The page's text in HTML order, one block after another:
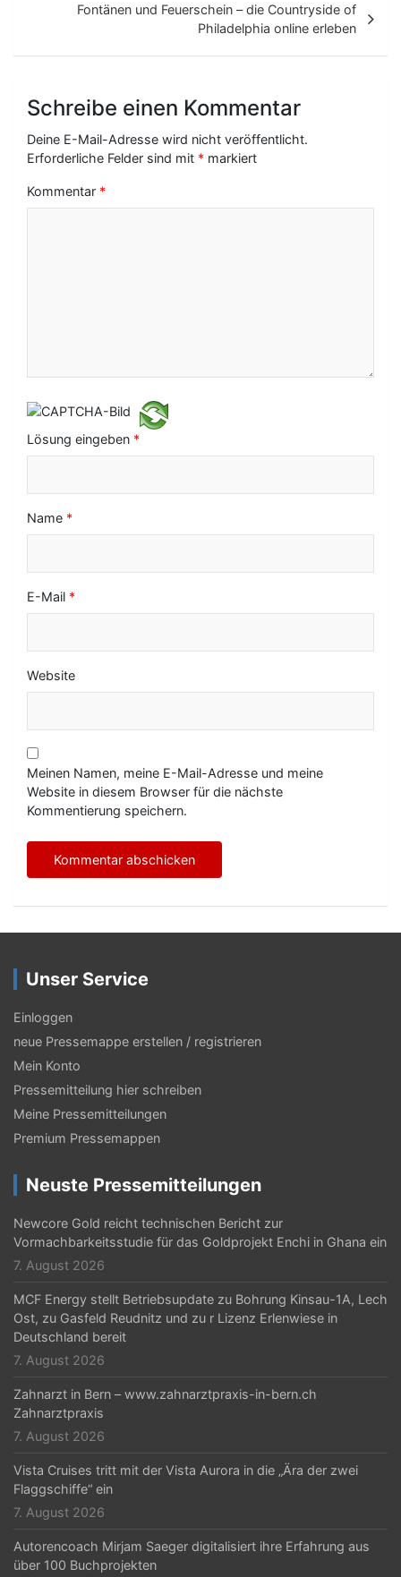
g
N
o
Fontänen und Feuerschein – die Countryside of
Philadelphia online erleben
Schreibe einen Kommentar
Deine E-Mail-Adresse wird nicht veröffentlicht.
Erforderliche Felder sind mit * markiert
Kommentar *
Lösung eingeben *
Name *
E-Mail *
Website
Meinen Namen, meine E-Mail-Adresse und meine
Website in diesem Browser für die nächste
Kommentierung speichern.
Unser Service
Einloggen
neue Pressemappe erstellen / registrieren
Mein Konto
Pressemitteilung hier schreiben
Meine Pressemitteilungen
Premium Pressemappen
Neuste Pressemitteilungen
Newcore Gold reicht technischen Bericht zur
Vormachbarkeitsstudie für das Goldprojekt Enchi in Ghana ein
7. August 2026
MCF Energy stellt Betriebsupdate zu Bohrung Kinsau-1A, Lech
Ost, zu Gasfeld Reudnitz und zu r Lizenz Erlenwiese in
Deutschland bereit
7. August 2026
Zahnarzt in Bern – www.zahnarztpraxis-in-bern.ch
Zahnarztpraxis
7. August 2026
Vista Cruises tritt mit der Vista Aurora in die „Ära der zwei
Flaggschiffe“ ein
7. August 2026
Autorencoach Mirjam Saeger digitalisiert ihre Erfahrung aus
über 100 Buchprojekten